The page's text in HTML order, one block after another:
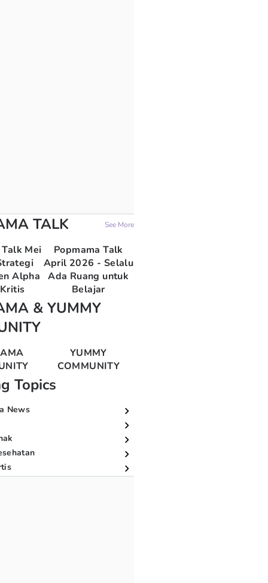
TALK See More
Mei
Alpha
Popmama Talk
April 2026 - Selalu
Ada Ruang untuk
Belajar
& YUMMY
YUMMY
COMMUNITY
Topics
News